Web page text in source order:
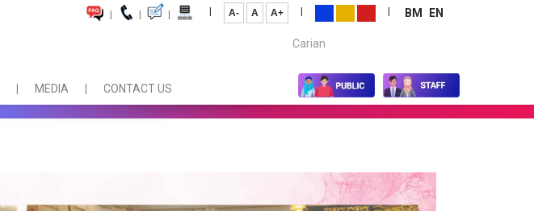
| | | | A- A A+ | | BM
EN
Carian...
MEDIA CONTACT US